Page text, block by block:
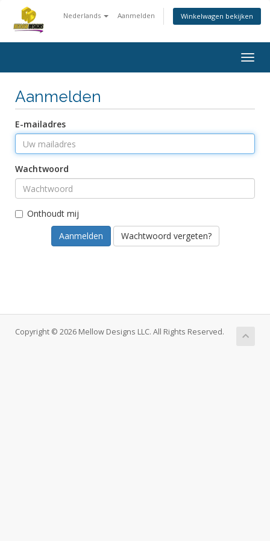
Nederlands Aanmelden Winkelwagen bekijken
Aanmelden
E-mailadres
Wachtwoord
Onthoudt mij
Wachtwoord vergeten?
Copyright © 2026 Mellow Designs LLC. All Rights Reserved.